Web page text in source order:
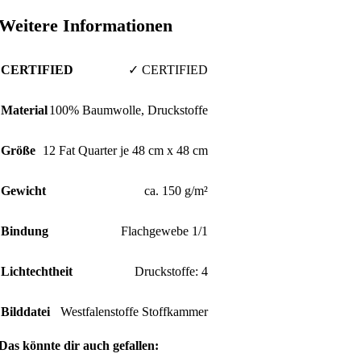
Informationen
CERTIFIED ✓ CERTIFIED
Material100% Baumwolle, Druckstoffe
Größe 12 Fat Quarter je 48 cm x 48 cm
Gewicht ca. 150 g/m²
Bindung Flachgewebe 1/1
Lichtechtheit Druckstoffe: 4
Bilddatei Westfalenstoffe Stoffkammer
könnte dir auch gefallen: